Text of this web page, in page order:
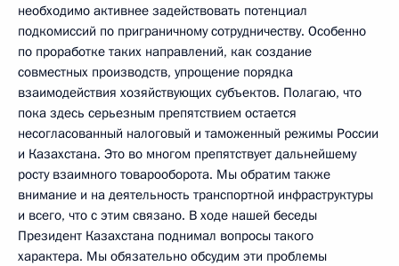
необходимо активнее задействовать потенциал
подкомиссий по приграничному сотрудничеству. Особенно
по проработке таких направлений, как создание
совместных производств, упрощение порядка
взаимодействия хозяйствующих субъектов. Полагаю, что
пока здесь серьезным препятствием остается
несогласованный налоговый и таможенный режимы России
и Казахстана. Это во многом препятствует дальнейшему
росту взаимного товарооборота. Мы обратим также
внимание и на деятельность транспортной инфраструктуры
и всего, что с этим связано. В ходе нашей беседы
Президент Казахстана поднимал вопросы такого
характера. Мы обязательно обсудим эти проблемы